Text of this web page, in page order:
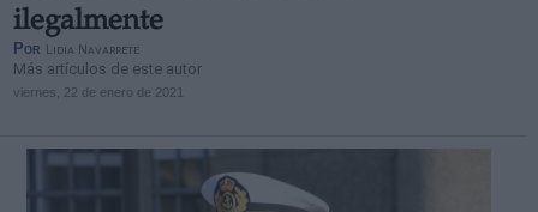
ilegalmente
Por Lidia Navarrete
Más artículos de este autor
viernes, 22 de enero de 2021